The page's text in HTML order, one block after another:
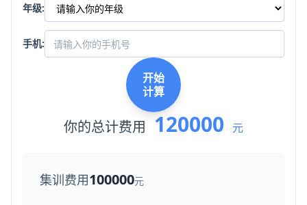
年级:
手机:
开始
计算
你的总计费用 120000 元
集训费用100000元